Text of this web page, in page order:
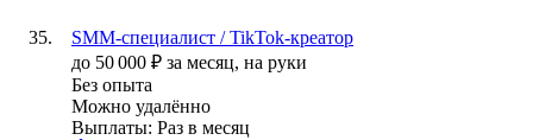
SMM-специалист / TikTok-креатор
до 50 000 ₽ за месяц, на руки
Без опыта
Можно удалённо
Выплаты: Раз в месяц